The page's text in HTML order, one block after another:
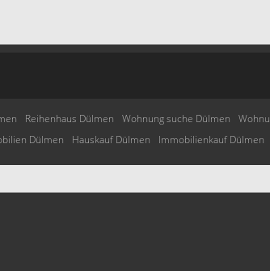
Reihenhaus Dülmen Wohnung suche Dülmen
Dülmen Hauskauf Dülmen Immobilienkauf Dülmen